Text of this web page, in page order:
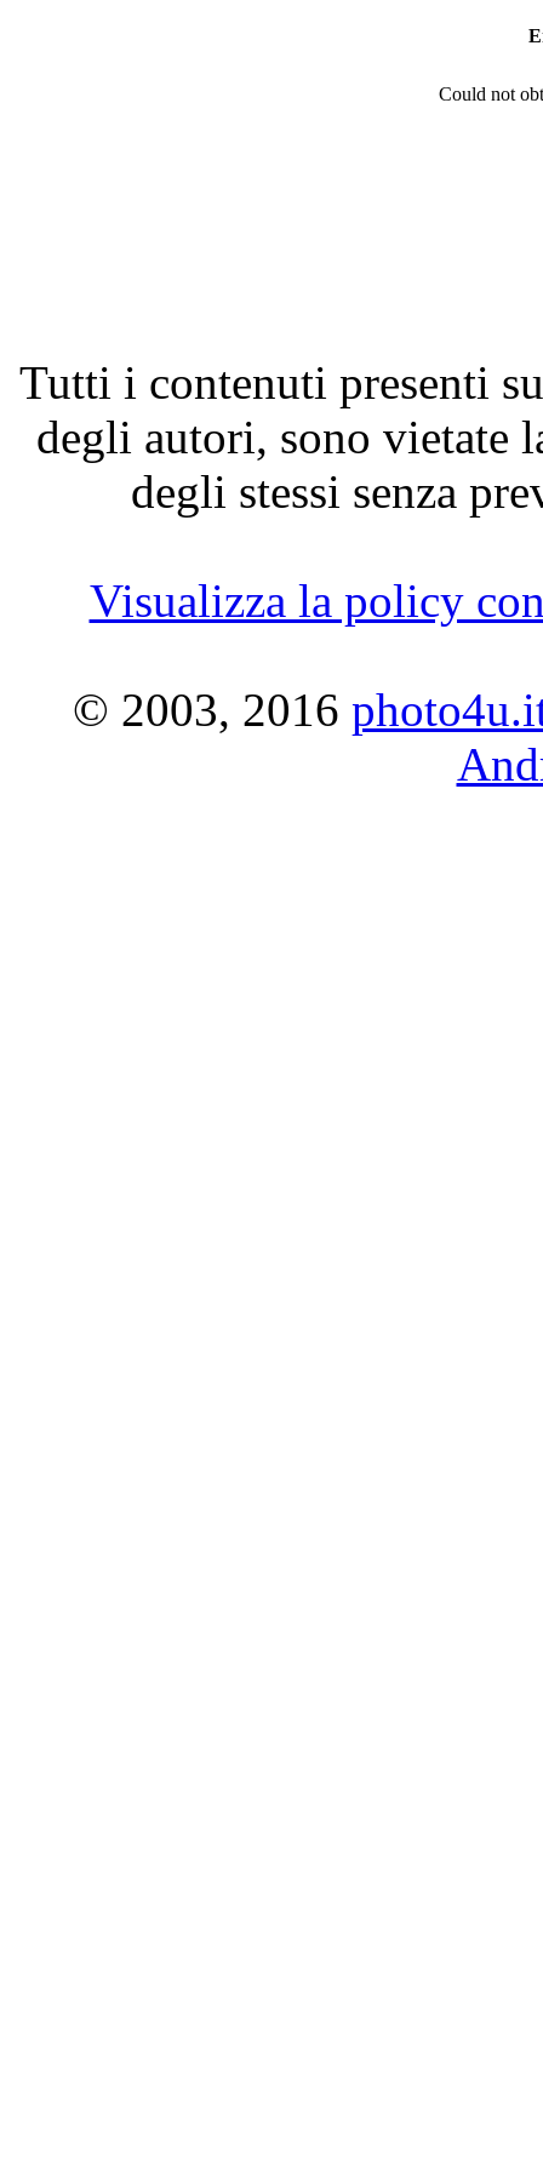
Could not
Tutti i contenuti presenti
degli autori, sono vietate
degli stessi senza
Visualizza la policy
© 2003, 2016